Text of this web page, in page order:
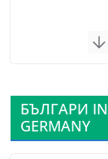
БЪЛГАРИ IN
GERMANY